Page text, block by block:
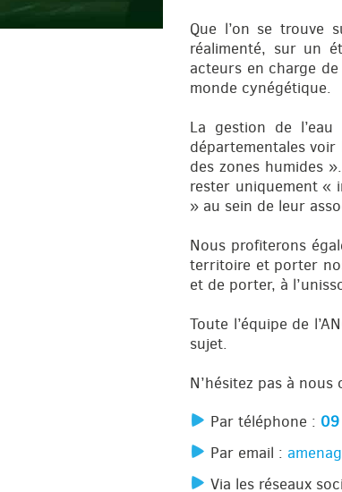
Que l’on se trouve
réalimenté, sur un
acteurs en charge
monde cynégétique.
La gestion de
départementales voir
des zones humides
rester uniquement «
» au sein de leur
Nous profiterons
territoire et porter
et de porter, à
Toute l’équipe de
sujet.
N’hésitez pas à
Par téléphone :
Par email :
Via les réseaux